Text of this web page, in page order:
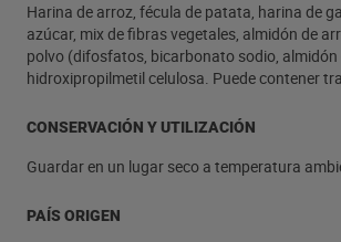
Harina de arroz, fécula de patata, harina de
azúcar, mix de fibras vegetales, almidón de
polvo (difosfatos, bicarbonato sodio, almidón
hidroxipropilmetil celulosa. Puede contener
CONSERVACIÓN Y UTILIZACIÓN
Guardar en un lugar seco a temperatura
PAÍS ORIGEN